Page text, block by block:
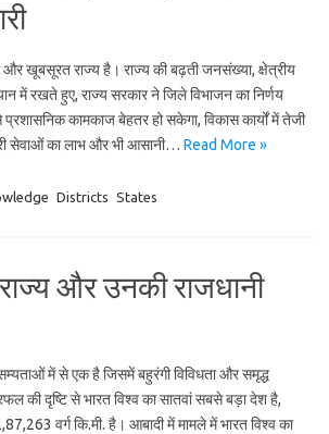
और खूबसूरत राज्य है। राज्य की बढ़ती जनसंख्या, क्षेत्रीय
में रखते हुए, राज्य सरकार ने जिले विभाजन का निर्णय
कामकाज बेहतर हो सकेगा, विकास कार्यों में तेजी
सेवाओं का लाभ और भी आसानी… Read More »
Districts States
और उनकी राजधानी
में से एक है जिसमें बहुरंगी विविधता और समृद्ध
की दृष्टि से भारत विश्व का सातवां सबसे बड़ा देश है,
वर्ग कि.मी. है। आबादी में मामले में भारत विश्व का